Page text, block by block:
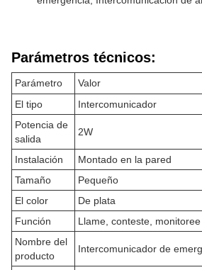
Parámetros técnicos:
Parámetro
Valor
El tipo
Intercomunicador
Potencia de
salida
2W
Instalación
Montado en la pared
Tamaño
Pequeño
El color
De plata
Función
Llame, conteste, monitoree
Nombre del
producto
Intercomunicador de